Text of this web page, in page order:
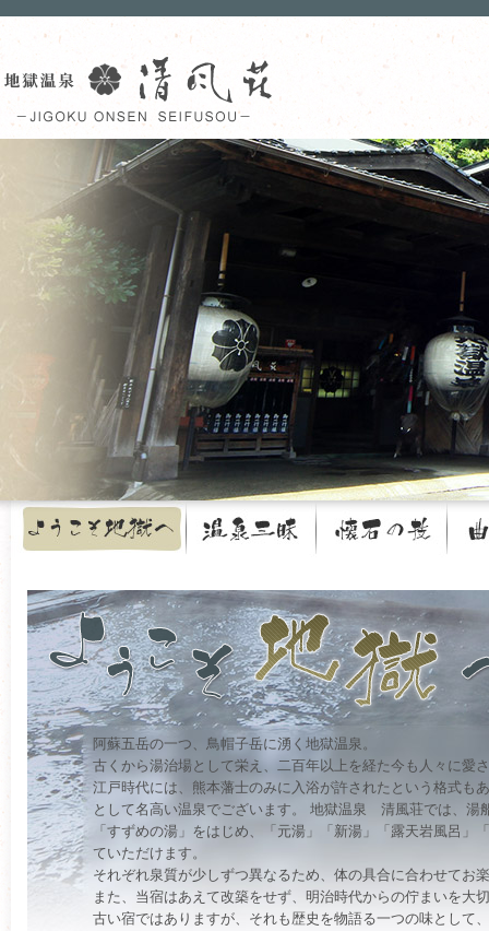
阿蘇五岳の一つ、鳥帽子岳に湧く地獄温泉。
古くから湯治場として栄え、二百年以上を経た今も人々に愛
江戸時代には、熊本藩士のみに入浴が許されたという格式も
として名高い温泉でございます。 地獄温泉 清風荘では、湯
「すずめの湯」をはじめ、「元湯」「新湯」「露天岩風呂」
ていただけます。
それぞれ泉質が少しずつ異なるため、体の具合に合わせてお
また、当宿はあえて改築をせず、明治時代からの佇まいを大
古い宿ではありますが、それも歴史を物語る一つの味として